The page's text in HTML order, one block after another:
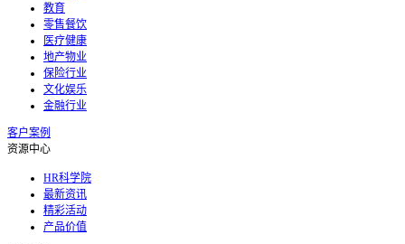
教育
零售餐饮
医疗健康
地产物业
保险行业
文化娱乐
金融行业
客户案例
资源中心
HR科学院
最新资讯
精彩活动
产品价值